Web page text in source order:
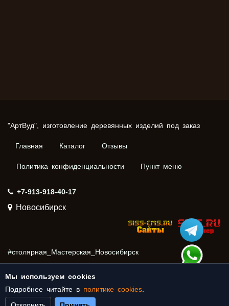
"АртВуд", изготовление деревянных изделий под заказ
Главная Каталог Отзывы
Политика конфиденциальности Пункт меню
+7-913-918-40-17
Новосибирск
#столярная_Мастерская_Новосибирск
#столярка_Нижняя_Ельцовка
Мы используем cookies
Подробнее читайте в политике cookies